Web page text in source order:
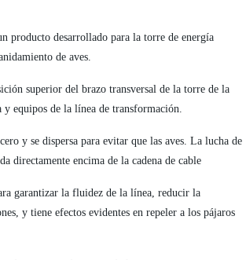
producto desarrollado para la torre de energía
de aves.
superior del brazo transversal de la torre de la
y equipos de la línea de transformación.
y se dispersa para evitar que las aves. La lucha de
directamente encima de la cadena de cable
garantizar la fluidez de la línea, reducir la
y tiene efectos evidentes en repeler a los pájaros